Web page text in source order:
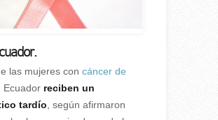
las mujeres con cáncer de
Ecuador reciben un
tardío , según afirmaron